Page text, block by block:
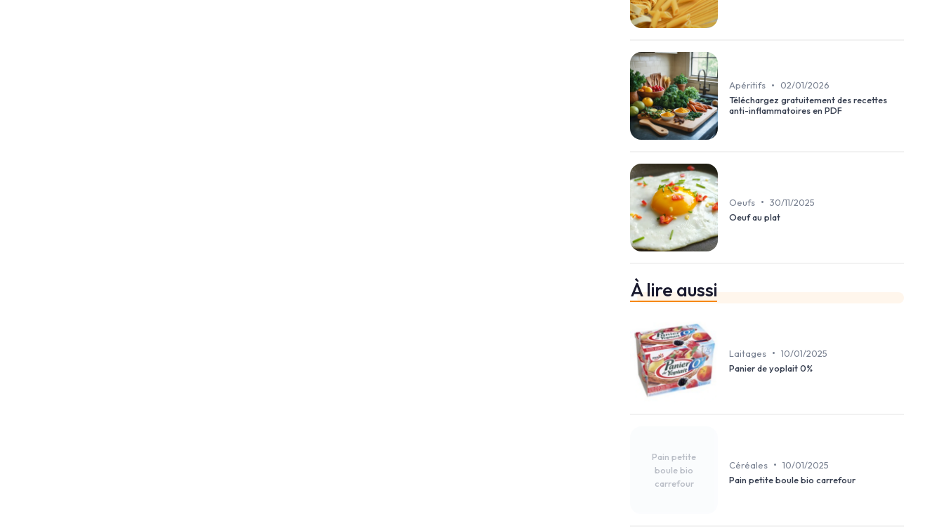
Apéritifs •
02/01/2026
Téléchargez gratuitement des recettes
anti-inflammatoires en PDF
Oeufs • 30/11/2025
Oeuf au plat
À lire aussi
Laitages • 10/01/2025
Panier de yoplait 0%
Pain petite
boule bio
carrefour
Céréales • 10/01/2025
Pain petite boule bio carrefour